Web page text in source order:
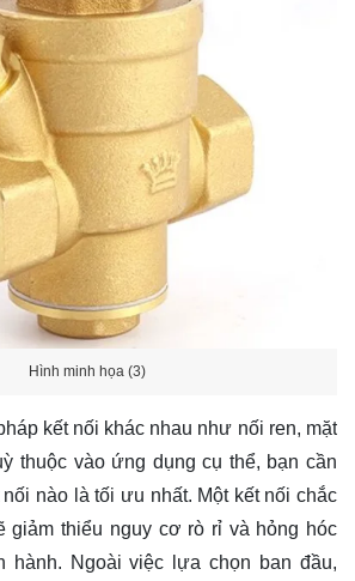
Hình minh họa (3)
kết nối khác nhau như nối ren, mặt
thuộc vào ứng dụng cụ thể, bạn cần
nào là tối ưu nhất. Một kết nối chắc
giảm thiểu nguy cơ rò rỉ và hỏng hóc
hành. Ngoài việc lựa chọn ban đầu,